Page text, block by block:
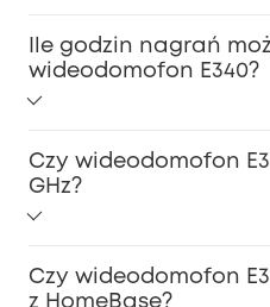
obecnie nie obsługuje
Ile godzin nagrań
wideodomofon E340?
przechowywać nagrania z
średnio 30 nagraniach
sekund.
Czy wideodomofon
GHz?
Czy wideodomofon
z HomeBase?